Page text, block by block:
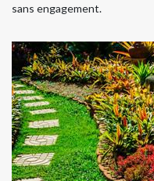
sans engagement.